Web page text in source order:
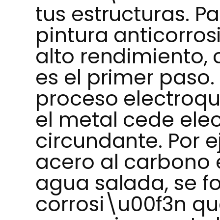
tus estructuras.
pintura
alto rendimiento,
es el primer
proceso
el metal cede
circundante. Por
acero al carbono
agua salada, se
corrosi\u00f3n